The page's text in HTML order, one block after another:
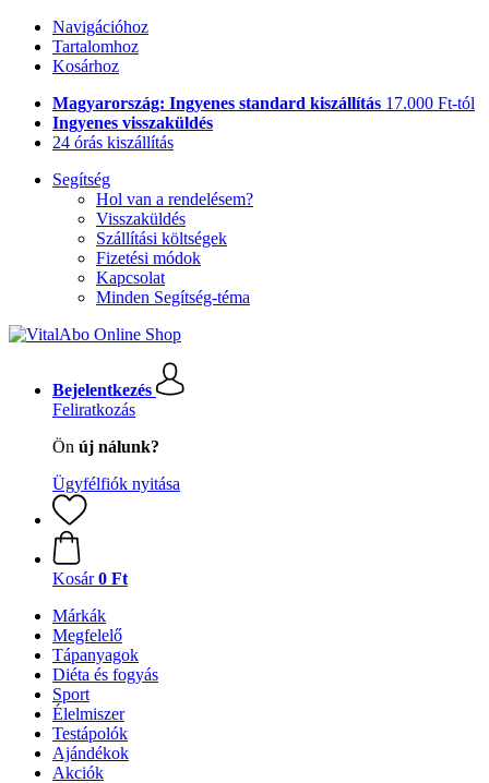
Navigációhoz
Tartalomhoz
Kosárhoz
Magyarország: Ingyenes standard kiszállítás 17.000 Ft-tól
Ingyenes visszaküldés
24 órás kiszállítás
Segítség
Hol van a rendelésem?
Visszaküldés
Szállítási költségek
Fizetési módok
Kapcsolat
Minden Segítség-téma
Bejelentkezés
Feliratkozás
Ön új nálunk?
Ügyfélfiók nyitása
Kosár 0 Ft
Márkák
Megfelelő
Tápanyagok
Diéta és fogyás
Sport
Élelmiszer
Testápolók
Ajándékok
Akciók